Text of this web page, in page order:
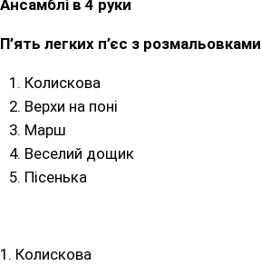
Ансамблі в 4 руки
П’ять легких п’єс з розмальовками
Колискова
Верхи на поні
Марш
Веселий дощик
Пісенька
1. Колискова